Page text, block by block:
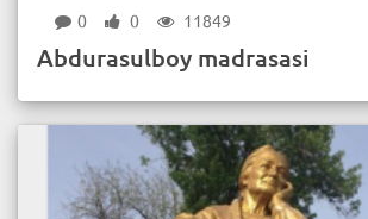
0 0 11849
Abdurasulboy madrasasi